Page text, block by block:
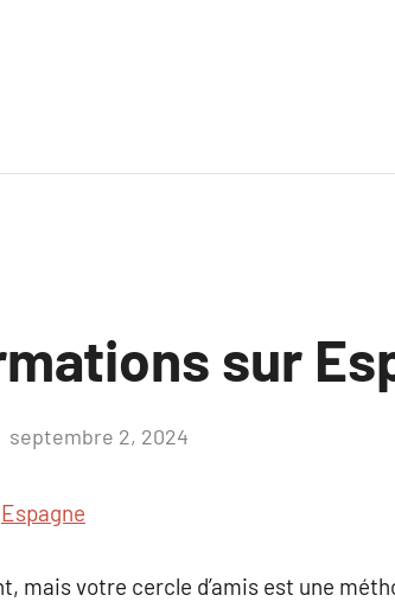
sur
septembre 2, 2024
Espagne
mais votre cercle d’amis est une